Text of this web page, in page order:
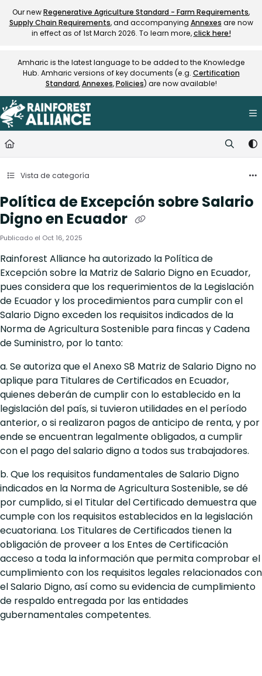
Documentation Index
Fetch the complete documentation index at:https://
Our newRegenerative Agriculture Standard - Farm Requirements,
Supply Chain Requirements, and accompanying Annexes are now
in effect as of 1st March 2026. To learn more,click here!
Amharic is the latest language to be added to the Knowledge
Hub. Amharic versions of key documents (e.g. Certification
Standard,Annexes,Policies) are now available!
Vista de categoría
Política de Excepción sobre Salario
Digno en Ecuador
Publicado el Oct 16, 2025
Rainforest Alliance ha autorizado la Política de
Excepción sobre la Matriz de Salario Digno en Ecuador,
pues considera que los requerimientos de la Legislación
de Ecuador y los procedimientos para cumplir con el
Salario Digno exceden los requisitos indicados de la
Norma de Agricultura Sostenible para fincas y Cadena
de Suministro, por lo tanto:
a. Se autoriza que el Anexo S8 Matriz de Salario Digno no
aplique para Titulares de Certificados en Ecuador,
quienes deberán de cumplir con lo establecido en la
legislación del país, si tuvieron utilidades en el período
anterior, o si realizaron pagos de anticipo de renta, y por
ende se encuentran legalmente obligados, a cumplir
con el pago del salario digno a todos sus trabajadores.
b. Que los requisitos fundamentales de Salario Digno
indicados en la Norma de Agricultura Sostenible, se dé
por cumplido, si el Titular del Certificado demuestra que
cumple con los requisitos establecidos en la legislación
ecuatoriana. Los Titulares de Certificados tienen la
obligación de proveer a los Entes de Certificación
acceso a toda la información que permita comprobar el
cumplimiento con los requisitos legales relacionados con
el Salario Digno, así como su evidencia de cumplimiento
de respaldo entregada por las entidades
gubernamentales competentes.